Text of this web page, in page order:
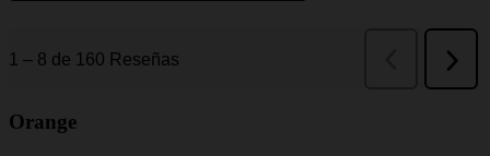
Orange